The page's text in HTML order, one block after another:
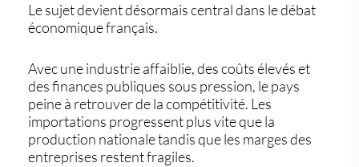
Le sujet devient désormais central dans le débat
économique français.
Avec une industrie affaiblie, des coûts élevés et
des finances publiques sous pression, le pays
peine à retrouver de la compétitivité. Les
importations progressent plus vite que la
production nationale tandis que les marges des
entreprises restent fragiles.